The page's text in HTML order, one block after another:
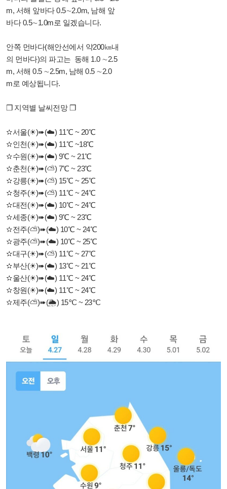
m, 서해 앞바다 0.5∼2.0m, 남해 앞
바다 0.5∼1.0m로 일겠습니다.
안쪽 먼바다(해안선에서 약200㎞내
의 먼바다)의 파고는 동해 1.0 ∼2.5
m, 서해 0.5 ∼2.5m, 남해 0.5 ∼2.0
m로 예상됩니다.
❒ 지역별 날씨전망 ❒
✫서울(☀)➠(☁️) 11℃ ~ 20℃
✫인천(☀)➠(☁️) 11℃ ~18℃
✫수원(☀)➠(☁️) 9℃ ~ 21℃
✫춘천(☀)➠(⛅) 7℃ ~ 23℃
✫강릉(☀)➠(⛅) 15℃ ~ 25℃
✫청주(☀)➠(⛅) 11℃ ~ 24℃
✫대전(☀)➠(☁️) 10℃ ~ 24℃
✫세종(☀)➠(☁️) 9℃ ~ 23℃
✫전주(⛅)➠(☁️) 10℃ ~ 24℃
✫광주(⛅)➠(☁️) 10℃ ~ 25℃
✫대구(☀)➠(⛅) 11℃ ~ 27℃
✫부산(☀)➠(☁️) 13℃ ~ 21℃
✫울산(☀)➠(☁️) 11℃ ~ 24℃
✫창원(☀)➠(☁️) 11℃ ~ 24℃
✫제주(⛅)➠(🌦) 15℃ ~ 23℃